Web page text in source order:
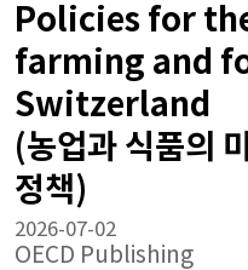
Policies for
farming and
Switzerland
(농업과 식품의
정책)
OECD Publishing
2026-07-02